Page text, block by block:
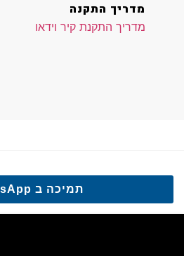
מדריך התקנה
מדריך התקנת קיר וידאו
תמיכה ב WhatsApp